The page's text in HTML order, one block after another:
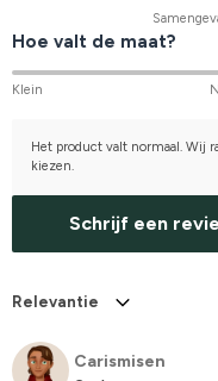
Hoe valt de maat?
Klein
Het product valt normaal. Wij
kiezen.
Schrijf een
Relevantie
Carismisen